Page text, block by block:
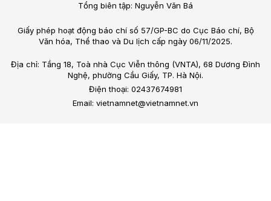
Tổng biên tập: Nguyễn Văn Bá
Giấy phép hoạt động báo chí số 57/GP-BC do Cục Báo chí, Bộ
Văn hóa, Thể thao và Du lịch cấp ngày 06/11/2025.
Địa chỉ: Tầng 18, Toà nhà Cục Viễn thông (VNTA), 68 Dương Đình
Nghệ, phường Cầu Giấy, TP. Hà Nội.
Điện thoại: 02437674981
Email: vietnamnet@vietnamnet.vn